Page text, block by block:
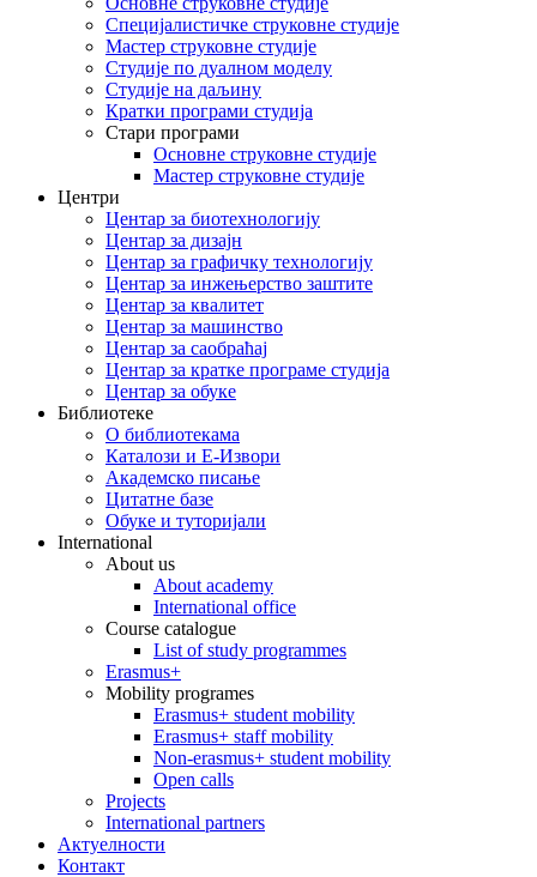
Специјалистичке струковне студије
Мастер струковне студије
Студије по дуалном моделу
Студије на даљину
Кратки програми студија
Стари програми
Основне струковне студије
Мастер струковне студије
Центри
Центар за биотехнологију
Центар за дизајн
Центар за графичку технологију
Центар за инжењерство заштите
Центар за квалитет
Центар за машинство
Центар за саобраћај
Центар за кратке програме студија
Центар за обуке
Библиотеке
O библиотекама
Каталози и Е-Извори
Академско писање
Цитатне базе
Обуке и туторијали
International
About us
About academy
International office
Course catalogue
List of study programmes
Erasmus+
Mobility programes
Erasmus+ student mobility
Erasmus+ staff mobility
Non-erasmus+ student mobility
Open calls
Projects
International partners
Актуелности
Контакт